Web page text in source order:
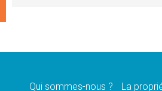
07.08.2026
07.08.2026
Qui sommes-nous ? La